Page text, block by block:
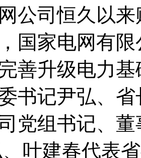
公司恒久以
国家电网有
善升级电力
书记尹弘、
党组书记、
叶建春代表